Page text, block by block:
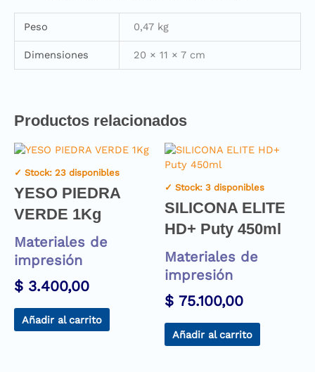
Peso 0,47 kg
Dimensiones 20 × 11 × 7 cm
Productos relacionados
✓ Stock: 23 disponibles
YESO PIEDRA
VERDE 1Kg
Materiales de
impresión
$ 3.400,00
Añadir al carrito
✓ Stock: 3 disponibles
SILICONA ELITE
HD+ Puty 450ml
Materiales de
impresión
$ 75.100,00
Añadir al carrito